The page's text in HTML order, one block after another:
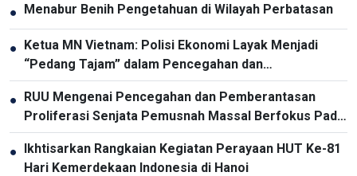
● Menabur Benih Pengetahuan di Wilayah Perbatasan
● Ketua MN Vietnam: Polisi Ekonomi Layak Menjadi
“Pedang Tajam” dalam Pencegahan dan
Pemberantasan Kriminalitas
● RUU Mengenai Pencegahan dan Pemberantasan
Proliferasi Senjata Pemusnah Massal Berfokus Pada
Pencegahan dan Pelaksanaan Komitmen
Internasional oleh Vietnam
● Ikhtisarkan Rangkaian Kegiatan Perayaan HUT Ke-81
Hari Kemerdekaan Indonesia di Hanoi